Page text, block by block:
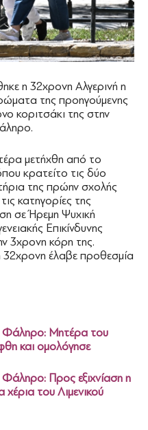
η 32χρονη Αλγερινή η
της προηγούμενης
κοριτσάκι της στην
μετήχθη από το
κρατείτο τις δύο
της πρώην σχολής
κατηγορίες της
σε Ήρεμη Ψυχική
Επικίνδυνης
3χρονη κόρη της.
έλαβε προθεσμία
Φάληρο: Μητέρα του
και ομολόγησε
Φάληρο: Προς εξιχνίαση η
του Λιμενικού